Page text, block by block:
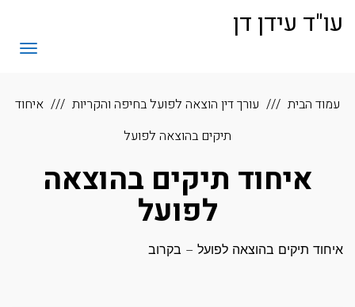
עו"ד עידן דן
עמוד הבית עורך דין הוצאה לפועל בחיפה והקריות
איחוד
תיקים בהוצאה לפועל
איחוד תיקים בהוצאה
לפועל
איחוד תיקים בהוצאה לפועל – בקרוב